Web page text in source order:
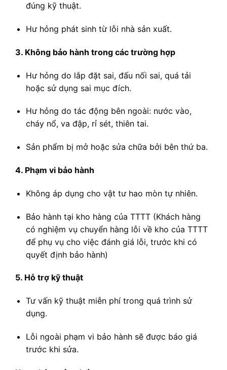
đúng kỹ thuật.
Hư hỏng phát sinh từ lỗi nhà sản xuất.
3. Không bảo hành trong các trường hợp
Hư hỏng do lắp đặt sai, đấu nối sai, quá tải
hoặc sử dụng sai mục đích.
Hư hỏng do tác động bên ngoài: nước vào,
cháy nổ, va đập, rỉ sét, thiên tai.
Sản phẩm bị mở hoặc sửa chữa bởi bên thứ ba.
4. Phạm vi bảo hành
Không áp dụng cho vật tư hao mòn tự nhiên.
Bảo hành tại kho hàng của TTTT (Khách hàng
có nghiệm vụ chuyển hàng lỗi về kho của TTTT
để phụ vụ cho việc đánh giá lỗi, trước khi có
quyết định bảo hành)
5. Hỗ trợ kỹ thuật
Tư vấn kỹ thuật miễn phí trong quá trình sử
dụng.
Lỗi ngoài phạm vi bảo hành sẽ được báo giá
trước khi sửa.